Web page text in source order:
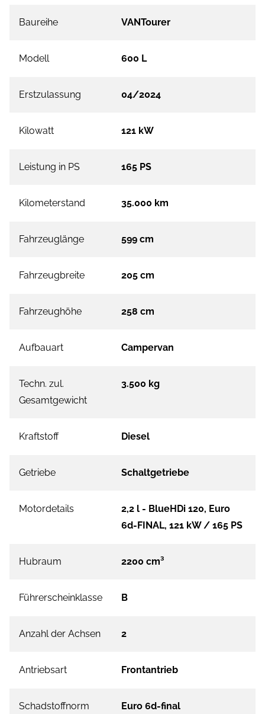
Baureihe VANTourer
Modell 600 L
Erstzulassung 04/2024
Kilowatt 121 kW
Leistung in PS 165 PS
Kilometerstand 35.000 km
Fahrzeuglänge 599 cm
Fahrzeugbreite 205 cm
Fahrzeughöhe 258 cm
Aufbauart Campervan
Techn. zul.
Gesamtgewicht
3.500 kg
Kraftstoff Diesel
Getriebe Schaltgetriebe
Motordetails
2,2 l - BlueHDi 120, Euro
6d-FINAL, 121 kW / 165 PS
Hubraum 2200 cm³
Führerscheinklasse B
Anzahl der Achsen 2
Antriebsart Frontantrieb
Schadstoffnorm Euro 6d-final